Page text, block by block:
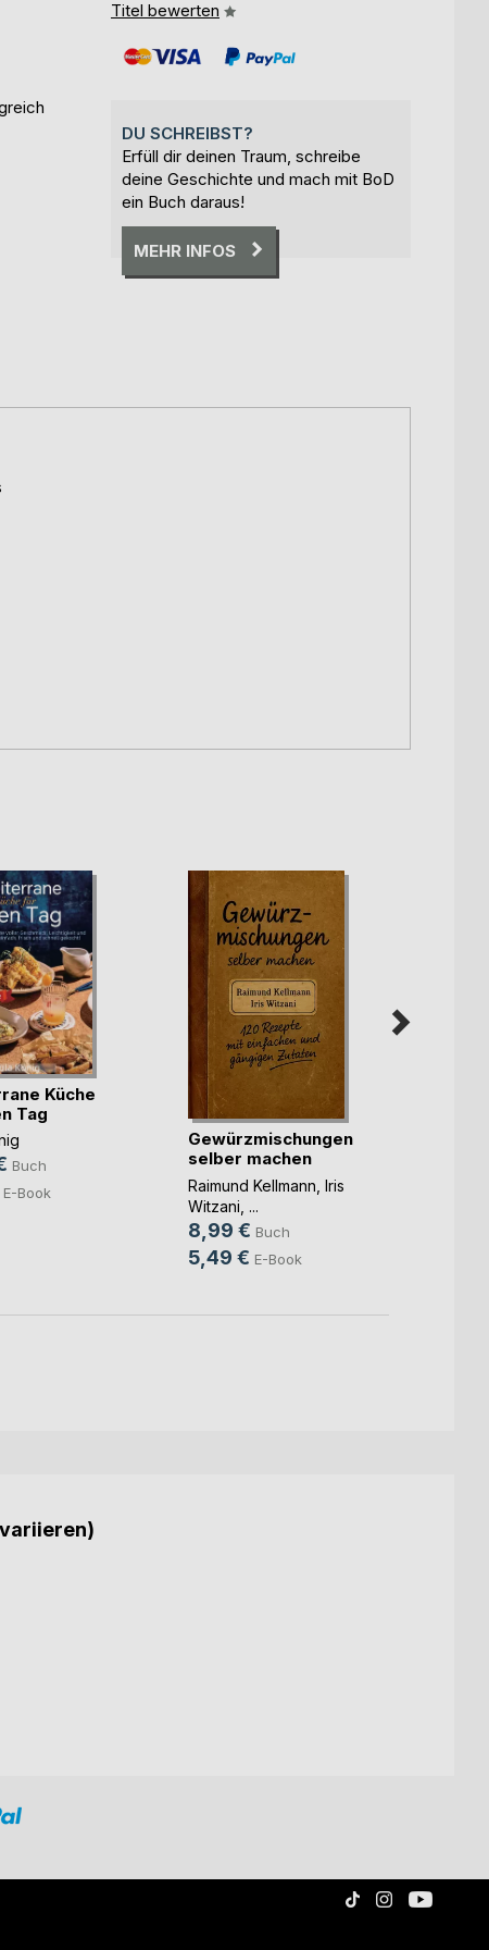
Titel bewerten
DU SCHREIBST?
Erfüll dir deinen Traum, schreibe
deine Geschichte und mach mit BoD
ein Buch daraus!
MEHR INFOS
Küche
Tag
Buch
E-Book
Gewürzmischungen
selber machen
Raimund Kellmann Iris
Witzani , ...
8,99 € Buch
5,49 € E-Book